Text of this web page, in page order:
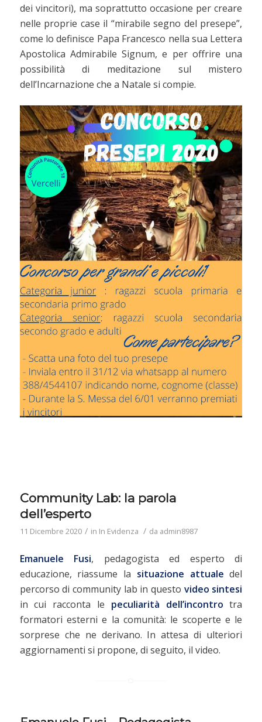
dei vincitori), ma soprattutto occasione per creare
nelle proprie case il “mirabile segno del presepe”,
come lo definisce Papa Francesco nella sua Lettera
Apostolica Admirabile Signum, e per offrire una
possibilità di meditazione sul mistero
dell’Incarnazione che a Natale si compie.
Community Lab: la parola
dell’esperto
11 Dicembre 2020 / in In Evidenza / da admin8987
Emanuele Fusi, pedagogista ed esperto di
educazione, riassume la situazione attuale del
percorso di community lab in questo video sintesi
in cui racconta le peculiarità dell’incontro tra
formatori esterni e la comunità: le scoperte e le
sorprese che ne derivano. In attesa di ulteriori
aggiornamenti si propone, di seguito, il video.